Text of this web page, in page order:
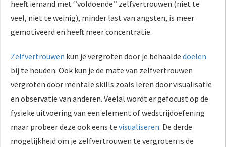
heeft iemand met ‘’voldoende’’ zelfvertrouwen (niet te
veel, niet te weinig), minder last van angsten, is meer
gemotiveerd en heeft meer concentratie.
Zelfvertrouwen kun je vergroten door je behaalde doelen
bij te houden. Ook kun je de mate van zelfvertrouwen
vergroten door mentale skills zoals leren door visualisatie
en observatie van anderen. Veelal wordt er gefocust op de
fysieke uitvoering van een element of wedstrijdoefening
maar probeer deze ook eens te visualiseren. De derde
mogelijkheid om je zelfvertrouwen te vergroten is de